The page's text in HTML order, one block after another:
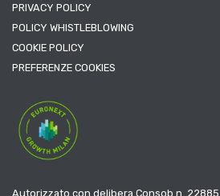
PRIVACY POLICY
POLICY WHISTLEBLOWING
COOKIE POLICY
PREFERENZE COOKIES
Autorizzato con delibera Consob n.